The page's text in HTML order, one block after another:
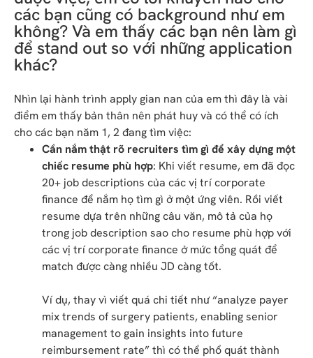
các bạn cũng có background như em
không? Và em thấy các bạn nên làm gì
để stand out so với những application
khác?
Nhìn lại hành trình apply gian nan của em thì đây là vài
điểm em thấy bản thân nên phát huy và có thể có ích
cho các bạn năm 1, 2 đang tìm việc:
Cần nắm thật rõ recruiters tìm gì để xây dựng một
chiếc resume phù hợp: Khi viết resume, em đã đọc
20+ job descriptions của các vị trí corporate
finance để nắm họ tìm gì ở một ứng viên. Rồi viết
resume dựa trên những câu văn, mô tả của họ
trong job description sao cho resume phù hợp với
các vị trí corporate finance ở mức tổng quát để
match được càng nhiều JD càng tốt.
Ví dụ, thay vì viết quá chi tiết như “analyze payer
mix trends of surgery patients, enabling senior
management to gain insights into future
reimbursement rate” thì có thể phổ quát thành